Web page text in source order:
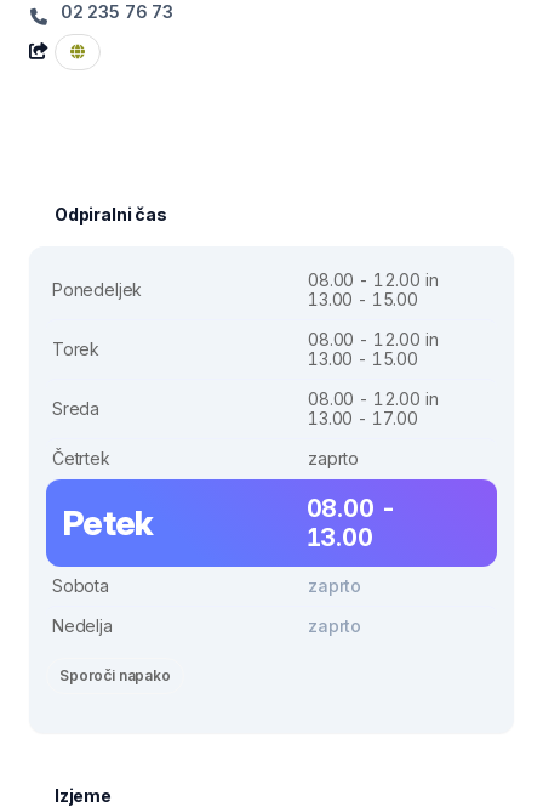
02 235 76 73
Odpiralni čas
Ponedeljek
08.00 - 12.00 in
13.00 - 15.00
Torek
08.00 - 12.00 in
13.00 - 15.00
Sreda
08.00 - 12.00 in
13.00 - 17.00
Četrtek
zaprto
Petek
08.00 -
13.00
Sobota
zaprto
Nedelja
zaprto
Sporoči napako
Izjeme